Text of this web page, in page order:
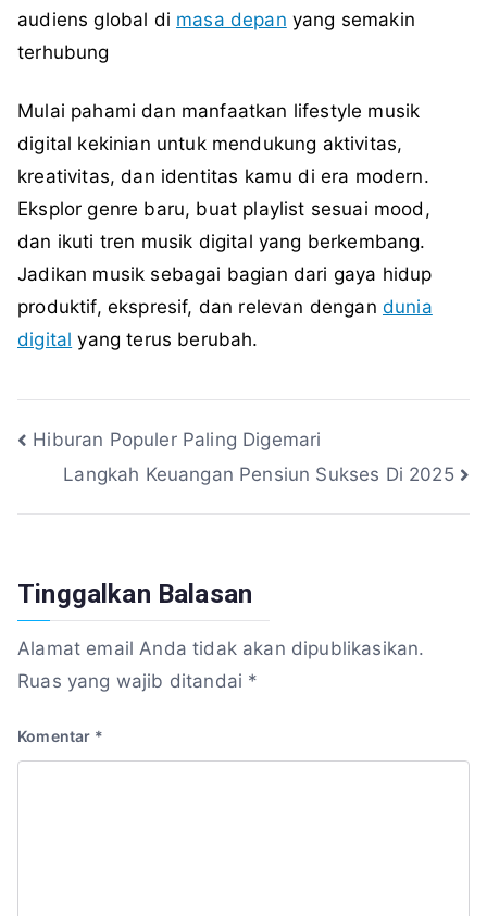
audiens global di masa depan yang semakin
terhubung
Mulai pahami dan manfaatkan lifestyle musik
digital kekinian untuk mendukung aktivitas,
kreativitas, dan identitas kamu di era modern.
Eksplor genre baru, buat playlist sesuai mood,
dan ikuti tren musik digital yang berkembang.
Jadikan musik sebagai bagian dari gaya hidup
produktif, ekspresif, dan relevan dengan dunia
digital yang terus berubah.
Navigasi
pos
Hiburan Populer Paling Digemari
Langkah Keuangan Pensiun Sukses Di 2025
Tinggalkan Balasan
Alamat email Anda tidak akan dipublikasikan.
Ruas yang wajib ditandai *
Komentar *